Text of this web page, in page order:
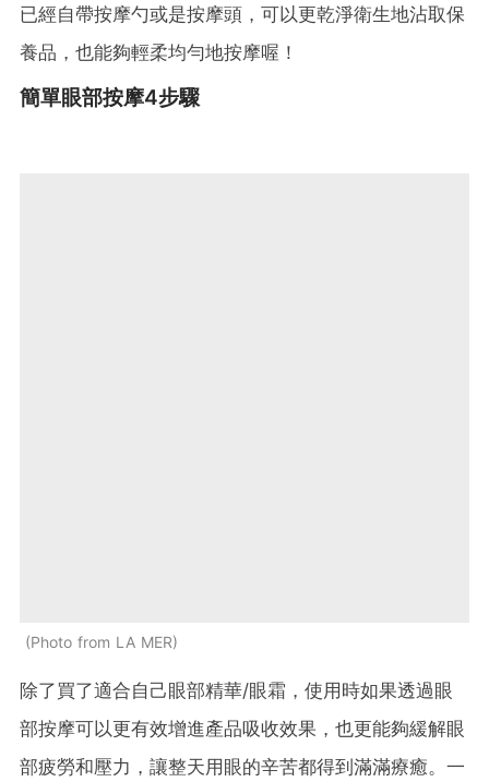
已經自帶按摩勺或是按摩頭，可以更乾淨衛生地沾取保
養品，也能夠輕柔均勻地按摩喔！
簡單眼部按摩4步驟
Photo from LA MER
除了買了適合自己眼部精華/眼霜，使用時如果透過眼
部按摩可以更有效增進產品吸收效果，也更能夠緩解眼
部疲勞和壓力，讓整天用眼的辛苦都得到滿滿療癒。一